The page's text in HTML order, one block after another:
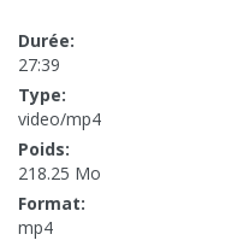
Durée:
27:39
Type:
video/mp4
Poids:
218.25 Mo
Format:
mp4